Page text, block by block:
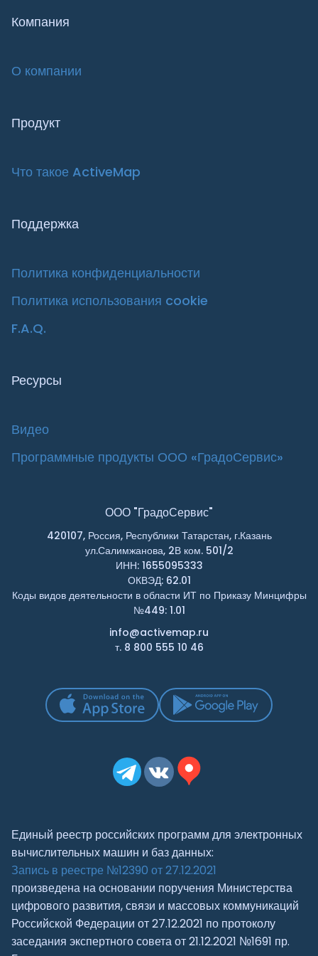
Строительство и ремонт
Телекоммуникации
ЧОП
Энергетика
Компания
О компании
Продукт
Что такое ActiveMap
Поддержка
Политика конфиденциальности
Политика использования cookie
F.A.Q.
Ресурсы
Видео
Программные продукты ООО «ГрадоСервис»
ООО "ГрадоСервис"
420107, Россия, Республики Татарстан, г.Казань
ул.Салимжанова, 2В ком. 501/2
ИНН: 1655095333
ОКВЭД: 62.01
Коды видов деятельности в области ИТ по Приказу Минцифры
№449: 1.01
info@activemap.ru
т. 8 800 555 10 46
Единый реестр российских программ для электронных
вычислительных машин и баз данных:
Запись в реестре №12390 от 27.12.2021
произведена на основании поручения Министерства
цифрового развития, связи и массовых коммуникаций
Российской Федерации от 27.12.2021 по протоколу
заседания экспертного совета от 21.12.2021 №1691 пр.